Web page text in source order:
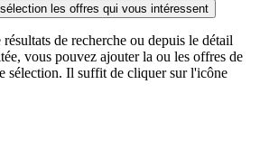
les offres qui vous intéressent
de recherche ou depuis le détail
vous pouvez ajouter la ou les offres de
sélection. Il suffit de cliquer sur l'icône